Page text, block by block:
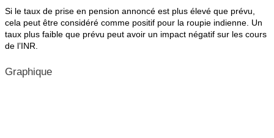
Si le taux de prise en pension annoncé est plus élevé que prévu,
cela peut être considéré comme positif pour la roupie indienne. Un
taux plus faible que prévu peut avoir un impact négatif sur les cours
de l’INR.
Graphique